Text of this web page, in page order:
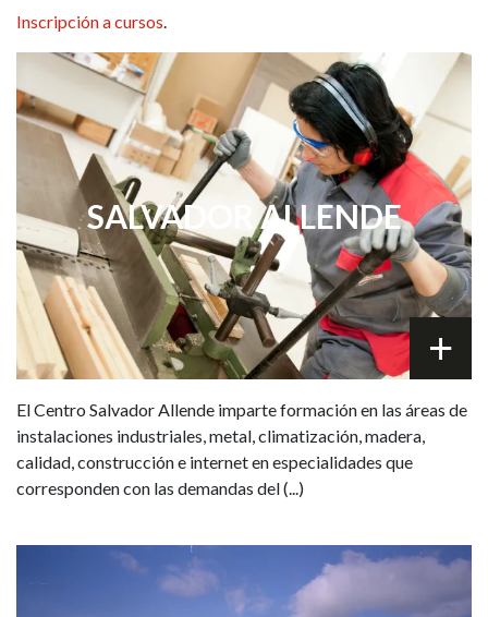
Inscripción a cursos.
SALVADOR ALLENDE
El Centro Salvador Allende imparte formación en las áreas de
instalaciones industriales, metal, climatización, madera,
calidad, construcción e internet en especialidades que
corresponden con las demandas del (...)